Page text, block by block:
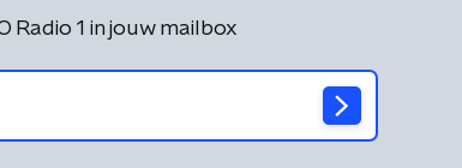
Radio 1 in jouw mailbox